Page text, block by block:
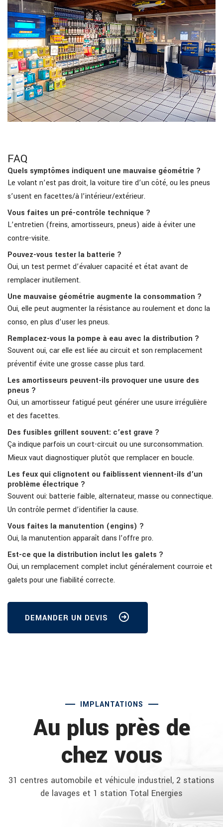
FAQ
Quels symptômes indiquent une mauvaise géométrie ?
Le volant n’est pas droit, la voiture tire d’un côté, ou les pneus
s’usent en facettes/à l’intérieur/extérieur.
Vous faites un pré-contrôle technique ?
L’entretien (freins, amortisseurs, pneus) aide à éviter une
contre-visite.
Pouvez-vous tester la batterie ?
Oui, un test permet d’évaluer capacité et état avant de
remplacer inutilement.
Une mauvaise géométrie augmente la consommation ?
Oui, elle peut augmenter la résistance au roulement et donc la
conso, en plus d’user les pneus.
Remplacez-vous la pompe à eau avec la distribution ?
Souvent oui, car elle est liée au circuit et son remplacement
préventif évite une grosse casse plus tard.
Les amortisseurs peuvent-ils provoquer une usure des
pneus ?
Oui, un amortisseur fatigué peut générer une usure irrégulière
et des facettes.
Des fusibles grillent souvent: c’est grave ?
Ça indique parfois un court-circuit ou une surconsommation.
Mieux vaut diagnostiquer plutôt que remplacer en boucle.
Les feux qui clignotent ou faiblissent viennent-ils d’un
problème électrique ?
Souvent oui: batterie faible, alternateur, masse ou connectique.
Un contrôle permet d’identifier la cause.
Vous faites la manutention (engins) ?
Oui, la manutention apparaît dans l’offre pro.
Est-ce que la distribution inclut les galets ?
Oui, un remplacement complet inclut généralement courroie et
galets pour une fiabilité correcte.
DEMANDER UN DEVIS
IMPLANTATIONS
Au plus près de
chez vous
31 centres automobile et véhicule industriel, 2 stations
de lavages et 1 station Total Energies